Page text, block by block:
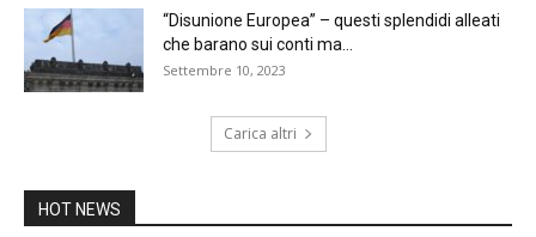
“Disunione Europea” – questi splendidi alleati
che barano sui conti ma...
Settembre 10, 2023
Carica altri
HOT NEWS